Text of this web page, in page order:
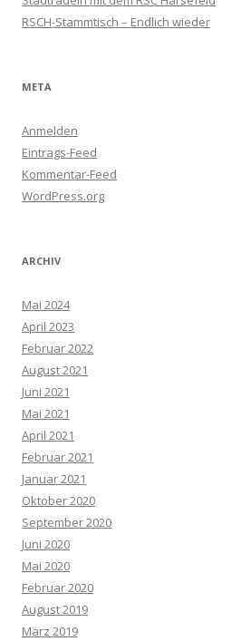
RSCH-Stammtisch – Endlich wieder
META
Anmelden
Eintrags-Feed
Kommentar-Feed
WordPress.org
ARCHIV
Mai 2024
April 2023
Februar 2022
August 2021
Juni 2021
Mai 2021
April 2021
Februar 2021
Januar 2021
Oktober 2020
September 2020
Juni 2020
Mai 2020
Februar 2020
August 2019
März 2019